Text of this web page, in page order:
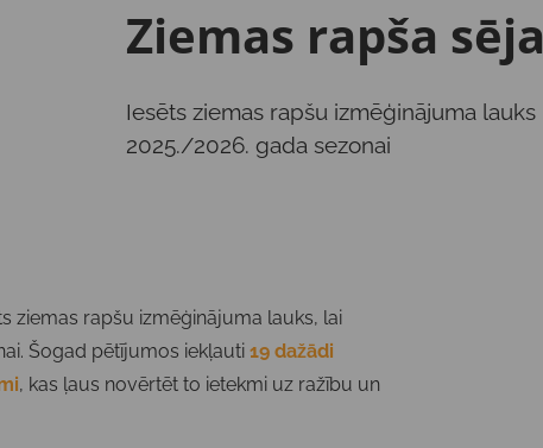
Ziemas rapša sēja
Iesēts ziemas rapšu izmēģinājuma lauks
2025./2026. gada sezonai
ziemas rapšu izmēģinājuma lauks, lai
Šogad pētījumos iekļauti19 dažādi
, kas ļaus novērtēt to ietekmi uz ražību un